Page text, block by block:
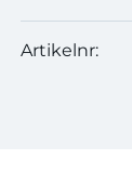
Artikelnr: